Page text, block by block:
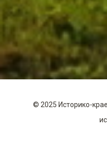
© 2025 Историко-